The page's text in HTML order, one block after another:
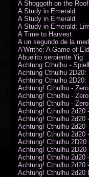
A Shoggoth on the
A Study in Emerald
A Study in Emerald
A Study in Emerald:
A Time to Harvest
A un segundo de la
A'Writhe: A Game of
Abuelito serpiente Yig
Achtung Cthulhu -
Achtung Cthulhu 2D20:
Achtung Cthulhu 2D20:
Achtung! Cthulhu -
Achtung! Cthulhu -
Achtung! Cthulhu -
Achtung! Cthulhu 2d20
Achtung! Cthulhu 2d20
Achtung! Cthulhu 2d20
Achtung! Cthulhu 2d20
Achtung! Cthulhu 2D20
Achtung! Cthulhu 2D20
Achtung! Cthulhu 2d20
Achtung! Cthulhu 2d20
Achtung! Cthulhu 2d20